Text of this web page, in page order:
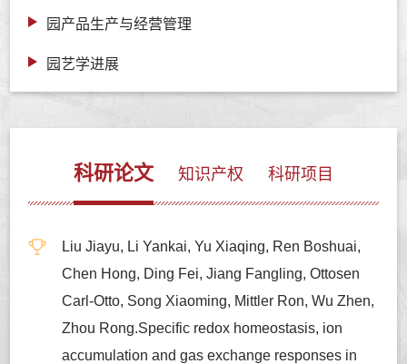
园产品生产与经营管理
园艺学进展
科研论文 知识产权 科研项目
Liu Jiayu, Li Yankai, Yu Xiaqing, Ren Boshuai,
Chen Hong, Ding Fei, Jiang Fangling, Ottosen
Carl-Otto, Song Xiaoming, Mittler Ron, Wu Zhen,
Zhou Rong.Specific redox homeostasis, ion
accumulation and gas exchange responses in